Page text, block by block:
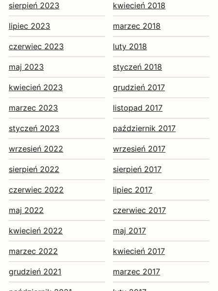
sierpień 2023
lipiec 2023
czerwiec 2023
maj 2023
kwiecień 2023
marzec 2023
styczeń 2023
wrzesień 2022
sierpień 2022
czerwiec 2022
maj 2022
kwiecień 2022
marzec 2022
grudzień 2021
kwiecień 2018
marzec 2018
luty 2018
styczeń 2018
grudzień 2017
listopad 2017
październik 2017
wrzesień 2017
sierpień 2017
lipiec 2017
czerwiec 2017
maj 2017
kwiecień 2017
marzec 2017